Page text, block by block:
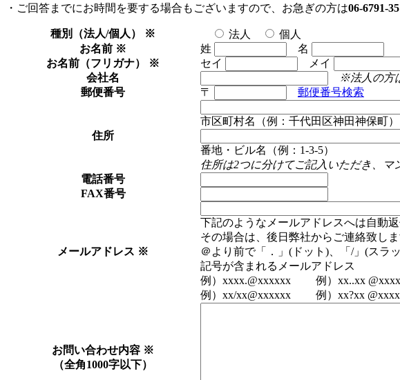
・ご回答までにお時間を要する場合もございますので、お急ぎの方は06-6791-
種別（法人/個人） ※ 法人
個人
お名前 ※ 姓
名
お名前（フリガナ）
※ セイ
メイ
会社名
※法人の方
郵便番号
〒 郵便番号検索
住所
市区町村名（例：千代田区神田神保町）
番地・ビル名（例：1-3-5）
住所は2つに分けてご記入いただき、マ
電話番号
FAX番号
メールアドレス ※
下記のようなメールアドレスへは自動
その場合は、後日弊社からご連絡致しま
＠より前で「．」(ドット)、「/」(スラ
記号が含まれるメールアドレス
例）xxxx.@xxxxxx 例）xx..xx
例）xx/xx@xxxxxx 例）xx?xx
お問い合わせ内容 ※
（全角1000字以下）